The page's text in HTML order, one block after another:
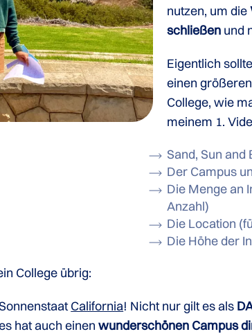
nutzen, um die
schließen und
Eigentlich
einen
College, wie
meinem 1.
Sand, Sun
Der Campus
Die Menge an
Anzahl)
Die Location
Die Höhe der
College übrig:
California! Nicht nur gilt es als
hat auch einen wunderschönen Campus